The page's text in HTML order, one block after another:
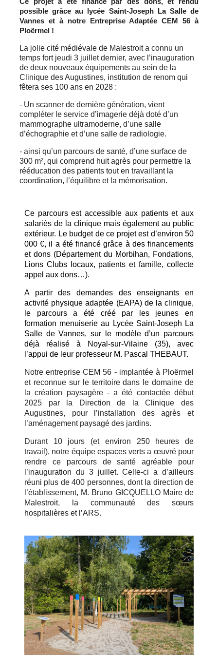
possible grâce au lycée Saint-Joseph La Salle de
Vannes et à notre Entreprise Adaptée CEM 56 à
Ploërmel !
La jolie cité médiévale de Malestroit a connu un
temps fort jeudi 3 juillet dernier, avec l’inauguration
de deux nouveaux équipements au sein de la
Clinique des Augustines, institution de renom qui
fêtera ses 100 ans en 2028 :
- Un scanner de dernière génération, vient
compléter le service d’imagerie déjà doté d’un
mammographe ultramoderne, d’une salle
d’échographie et d’une salle de radiologie.
- ainsi qu’un parcours de santé, d’une surface de
300 m², qui comprend huit agrès pour permettre la
rééducation des patients tout en travaillant la
coordination, l’équilibre et la mémorisation.
Ce parcours est accessible aux patients et aux
salariés de la clinique mais également au public
extérieur. Le budget de ce projet est d’environ 50
000 €, il a été financé grâce à des financements
et dons (Département du Morbihan, Fondations,
Lions Clubs locaux, patients et famille, collecte
appel aux dons…).
A partir des demandes des enseignants en
activité physique adaptée (EAPA) de la clinique,
le parcours a été créé par les jeunes en
formation menuiserie au Lycée Saint-Joseph La
Salle de Vannes, sur le modèle d’un parcours
déjà réalisé à Noyal-sur-Vilaine (35), avec
l’appui de leur professeur M. Pascal THEBAUT.
Notre entreprise CEM 56 - implantée à Ploërmel
et reconnue sur le territoire dans le domaine de
la création paysagère - a été contactée début
2025 par la Direction de la Clinique des
Augustines, pour l’installation des agrès et
l’aménagement paysagé des jardins.
Durant 10 jours (et environ 250 heures de
travail), notre équipe espaces verts a œuvré pour
rendre ce parcours de santé agréable pour
l’inauguration du 3 juillet. Celle-ci a d’ailleurs
réuni plus de 400 personnes, dont la direction de
l’établissement, M. Bruno GICQUELLO Maire de
Malestroit, la communauté des sœurs
hospitalières et l’ARS.